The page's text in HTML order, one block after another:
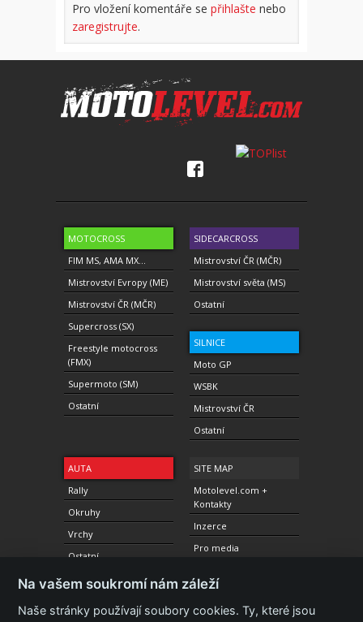
Pro vložení komentáře se přihlašte nebo
zaregistrujte.
MOTOCROSS
FIM MS, AMA MX...
Mistrovství Evropy (ME)
Mistrovství ČR (MČR)
Supercross (SX)
Freestyle motocross
(FMX)
Supermoto (SM)
Ostatní
SIDECARCROSS
Mistrovství ČR (MČR)
Mistrovství světa (MS)
Ostatní
SILNICE
Moto GP
WSBK
Mistrovství ČR
Ostatní
AUTA
Rally
Okruhy
Vrchy
Ostatní
SITE MAP
Motolevel.com +
Kontakty
Inzerce
Pro media
DESIGN / CODING
Na vašem soukromí nám záleží
Naše stránky používají soubory cookies. Ty, které jsou